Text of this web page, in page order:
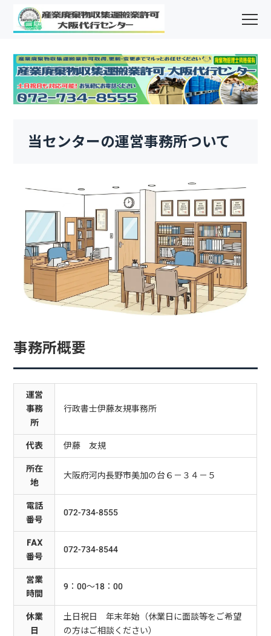
当センターの運営事務所ついて
事務所概要
運営
事務
所
行政書士伊藤友規事務所
代表
伊藤 友規
所在
地
大阪府河内長野市美加の台６－３４－５
電話
番号
072-734-8555
FAX
番号
072-734-8544
営業
時間
9：00～18：00
休業
日
土日祝日 年末年始（休業日に面談等をご希望
の方はご相談ください）